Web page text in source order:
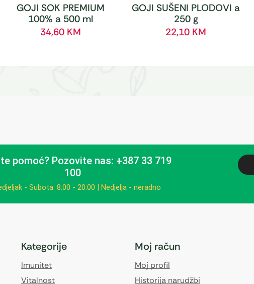
GOJI SOK PREMIUM
100% a 500 ml
34,60 KM
GOJI SUŠENI PLODOVI a
250 g
22,10 KM
pomoć?Pozovite nas: +387 33 719
100
- Subota: 8:00 - 20:00 | Nedjelja - neradno
Kategorije
Imunitet
Vitalnost
Moj račun
Moj profil
Historija narudžbi